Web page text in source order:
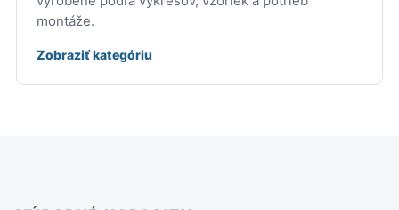
montáže.
Zobraziť kategóriu